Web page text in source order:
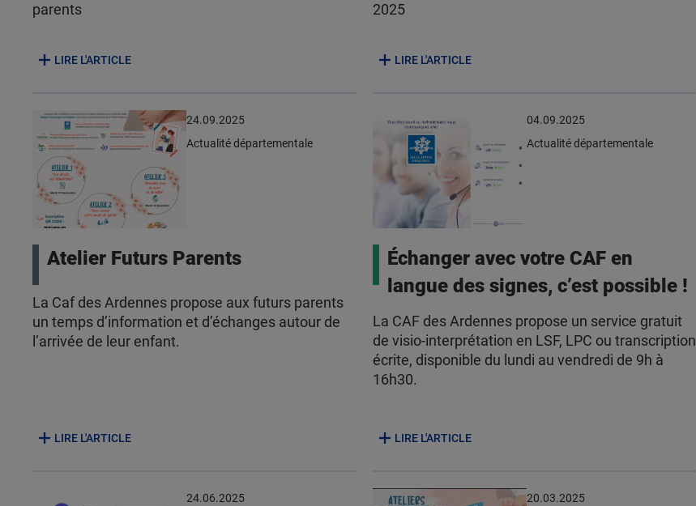
parents
LIRE L'ARTICLE
2025
LIRE L'ARTICLE
24.09.2025
Actualité départementale
Atelier Futurs Parents
La Caf des Ardennes propose aux futurs parents
un temps d’information et d’échanges autour de
l’arrivée de leur enfant.
LIRE L'ARTICLE
04.09.2025
Actualité départementale
Échanger avec votre CAF en
langue des signes, c’est possible !
La CAF des Ardennes propose un service gratuit
de visio-interprétation en LSF, LPC ou transcription
écrite, disponible du lundi au vendredi de 9h à
16h30.
LIRE L'ARTICLE
24.06.2025
20.03.2025